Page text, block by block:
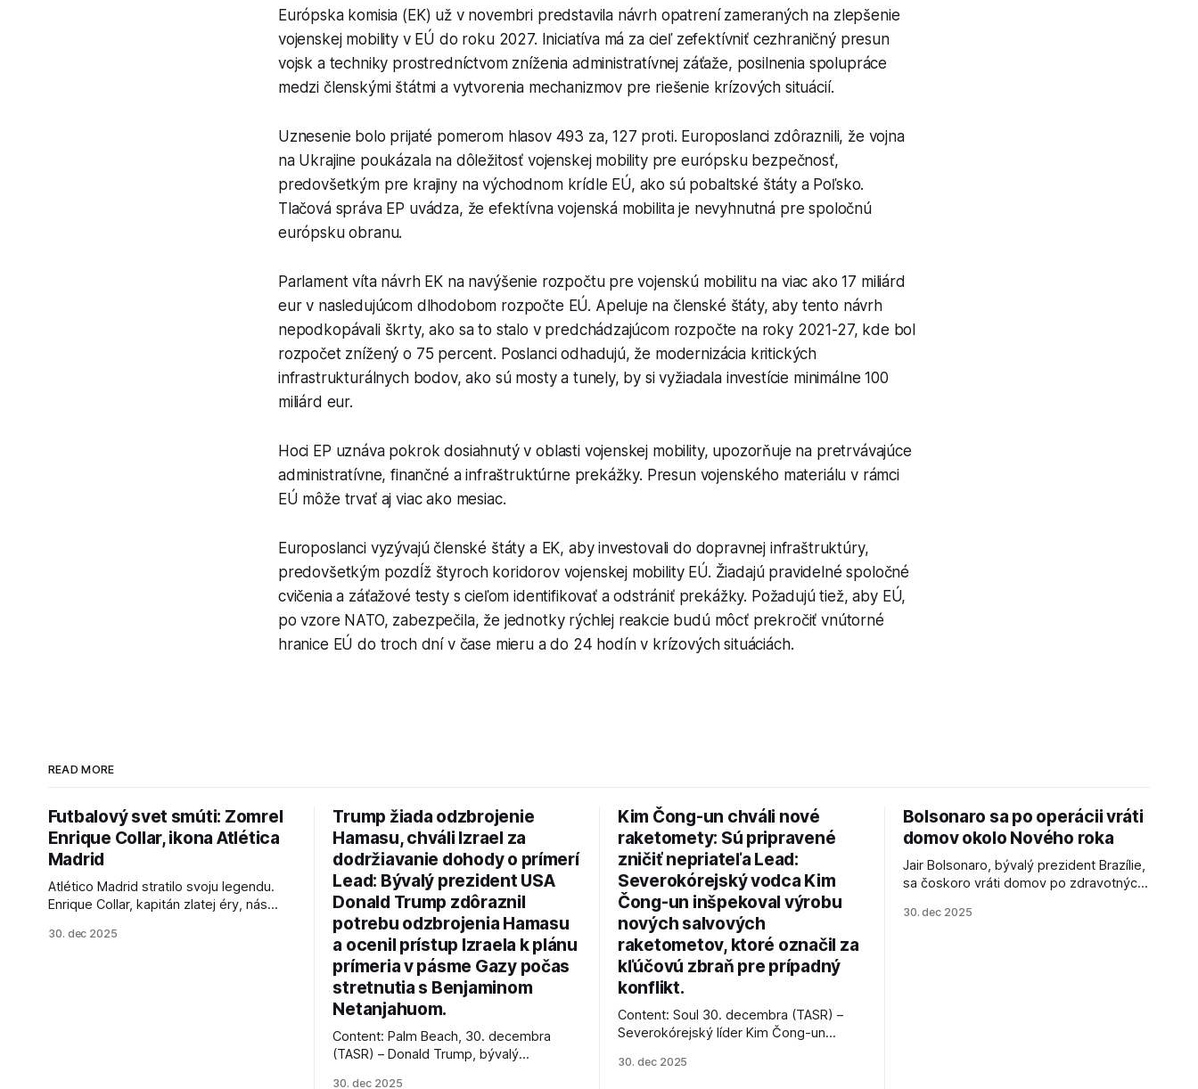
Európska komisia (EK) už v novembri predstavila návrh opatrení zameraných na zlepšenie
vojenskej mobility v EÚ do roku 2027. Iniciatíva má za cieľ zefektívniť cezhraničný presun
vojsk a techniky prostredníctvom zníženia administratívnej záťaže, posilnenia spolupráce
medzi členskými štátmi a vytvorenia mechanizmov pre riešenie krízových situácií.
Uznesenie bolo prijaté pomerom hlasov 493 za, 127 proti. Europoslanci zdôraznili, že vojna
na Ukrajine poukázala na dôležitosť vojenskej mobility pre európsku bezpečnosť,
predovšetkým pre krajiny na východnom krídle EÚ, ako sú pobaltské štáty a Poľsko.
Tlačová správa EP uvádza, že efektívna vojenská mobilita je nevyhnutná pre spoločnú
európsku obranu.
Parlament víta návrh EK na navýšenie rozpočtu pre vojenskú mobilitu na viac ako 17 miliárd
eur v nasledujúcom dlhodobom rozpočte EÚ. Apeluje na členské štáty, aby tento návrh
nepodkopávali škrty, ako sa to stalo v predchádzajúcom rozpočte na roky 2021-27, kde bol
rozpočet znížený o 75 percent. Poslanci odhadujú, že modernizácia kritických
infrastrukturálnych bodov, ako sú mosty a tunely, by si vyžiadala investície minimálne 100
miliárd eur.
Hoci EP uznáva pokrok dosiahnutý v oblasti vojenskej mobility, upozorňuje na pretrvávajúce
administratívne, finančné a infraštruktúrne prekážky. Presun vojenského materiálu v rámci
EÚ môže trvať aj viac ako mesiac.
Europoslanci vyzývajú členské štáty a EK, aby investovali do dopravnej infraštruktúry,
predovšetkým pozdĺž štyroch koridorov vojenskej mobility EÚ. Žiadajú pravidelné spoločné
cvičenia a záťažové testy s cieľom identifikovať a odstrániť prekážky. Požadujú tiež, aby EÚ,
po vzore NATO, zabezpečila, že jednotky rýchlej reakcie budú môcť prekročiť vnútorné
hranice EÚ do troch dní v čase mieru a do 24 hodín v krízových situáciách.
READ MORE
Futbalový svet smúti: Zomrel
Enrique Collar, ikona Atlética
Madrid
Atlético Madrid stratilo svoju legendu.
Enrique Collar, kapitán zlatej éry, nás
jeho úspechy a odkaz.
30. dec 2025
Trump žiada odzbrojenie
Hamasu, chváli Izrael za
dodržiavanie dohody o prímerí
Lead: Bývalý prezident USA
Donald Trump zdôraznil
potrebu odzbrojenia Hamasu
a ocenil prístup Izraela k plánu
prímeria v pásme Gazy počas
stretnutia s Benjaminom
Netanjahuom.
Content: Palm Beach, 30. decembra
(TASR) – Donald Trump, bývalý
30. dec 2025
Kim Čong-un chváli nové
raketomety: Sú pripravené
zničiť nepriateľa Lead:
Severokórejský vodca Kim
Čong-un inšpekoval výrobu
nových salvových
raketometov, ktoré označil za
kľúčovú zbraň pre prípadný
konflikt.
Content: Soul 30. decembra (TASR) –
Severokórejský líder Kim Čong-un
najnovšie salvové raketomety a nešetril
30. dec 2025
Bolsonaro sa po operácii vráti
domov okolo Nového roka
Jair Bolsonaro, bývalý prezident Brazílie,
sa čoskoro vráti domov po zdravotných
30. dec 2025